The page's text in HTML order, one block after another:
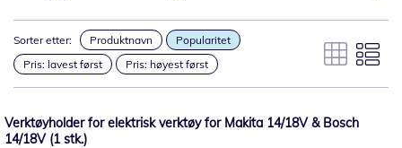
Sorter etter: Produktnavn
Popularitet
Pris: lavest først
Pris: høyest først
Verktøyholder for elektrisk verktøy for Makita 14/18V & Bosch
14/18V (1 stk.)